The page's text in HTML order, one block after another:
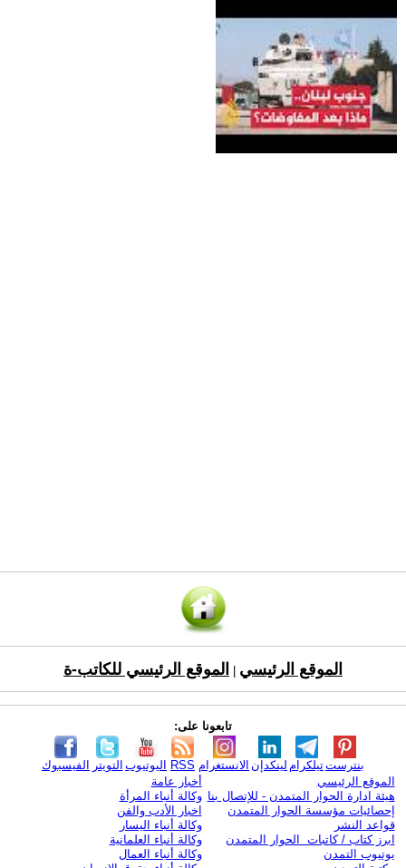
الموقع الرئيسي الموقع الرئيسي للكاتب-ة
تابعونا على:
الفيسبوك التويتر اليوتيوب RSS الانستغرام لينكدإن تيلكرامبنترست
الموقع الرئيسي
هيئة ادارة الحوار المتمدن - للإتصال بنا
إحصائيات مؤسسة الحوار المتمدن
قواعد النشر
ابرز كتاب / كاتبات الحوار المتمدن
يوتيوب التمدن
أخبار عامة
وكالة أنباء المرأة
اخبار الأدب والفن
وكالة أنباء اليسار
وكالة أنباء العلمانية
وكالة أنباء العمال